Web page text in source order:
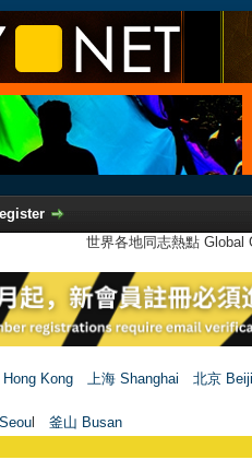
世界各地同志熱點
Kong 上海 Shanghai
北京
l 釜山 Busan